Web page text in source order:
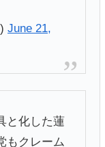
June 21,
と化した蓮
もクレーム